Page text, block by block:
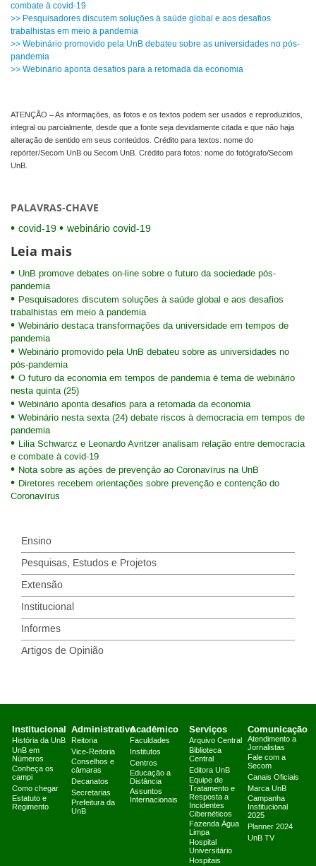
combate à covid-19
>> Pesquisadores discutem soluções à saúde global e aos desafios
trabalhistas em meio à pandemia
>> Webinário promovido pela UnB debateu sobre as universidades no pós-
pandemia
>> Webinário aponta desafios para a retomada da economia
ATENÇÃO – As informações, as fotos e os textos podem ser usados e reproduzidos,
integral ou parcialmente, desde que a fonte seja devidamente citada e que não haja
alteração de sentido em seus conteúdos. Crédito para textos: nome do
repórter/Secom UnB ou Secom UnB. Crédito para fotos: nome do fotógrafo/Secom
UnB.
PALAVRAS-CHAVE
covid-19 webinário covid-19
Leia mais
UnB promove debates on-line sobre o futuro da sociedade pós-
pandemia
Pesquisadores discutem soluções à saúde global e aos desafios
trabalhistas em meio à pandemia
Webinário destaca transformações da universidade em tempos de
pandemia
Webinário promovido pela UnB debateu sobre as universidades no
pós-pandemia
O futuro da economia em tempos de pandemia é tema de webinário
nesta quinta (25)
Webinário aponta desafios para a retomada da economia
Webinário nesta sexta (24) debate riscos à democracia em tempos de
pandemia
Lilia Schwarcz e Leonardo Avritzer analisam relação entre democracia
e combate à covid-19
Nota sobre as ações de prevenção ao Coronavírus na UnB
Diretores recebem orientações sobre prevenção e contenção do
Coronavírus
Ensino
Pesquisas, Estudos e Projetos
Extensão
Institucional
Informes
Artigos de Opinião
Institucional
História da UnB
UnB em
Números
Conheça os
campi
Como chegar
Estatuto e
Regimento
Administrativo
Reitoria
Vice-Reitoria
Conselhos e
câmaras
Decanatos
Secretarias
Prefeitura da
UnB
Acadêmico
Faculdades
Institutos
Centros
Educação a
Distância
Assuntos
Internacionais
Serviços
Arquivo Central
Biblioteca
Central
Editora UnB
Equipe de
Tratamento e
Resposta a
Incidentes
Cibernéticos
Fazenda Água
Limpa
Hospital
Universitário
Hospitais
Comunicação
Atendimento a
Jornalistas
Fale com a
Secom
Canais Oficiais
Marca UnB
Campanha
Institucional
2025
Planner 2024
UnB TV